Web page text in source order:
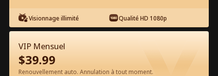
Visionnage illimité Qualité HD 1080p
VIP Mensuel
$39.99
Renouvellement auto. Annulation à tout moment.